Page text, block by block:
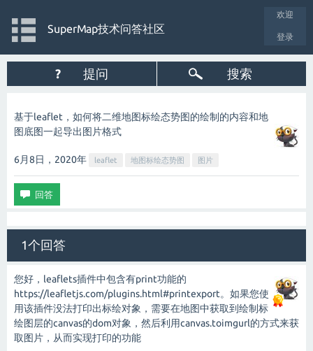
欢迎
登录
SuperMap技术问答社区
? 提问 搜索
基于leaflet，如何将二维地图标绘态势图的绘制的内容和地
图底图一起导出图片格式
6月8日，2020年 leaflet 地图标绘态势图 图片
1个回答
您好，leaflets插件中包含有print功能的
https://leafletjs.com/plugins.html#printexport。如果您使
用该插件没法打印出标绘对象，需要在地图中获取到绘制标
绘图层的canvas的dom对象，然后利用canvas.toimgurl的方式来获
取图片，从而实现打印的功能